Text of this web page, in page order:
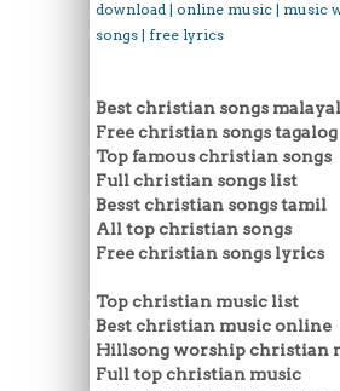
download | online music | music
songs | free lyrics
Best christian songs
Free christian songs tagalog
Top famous christian songs
Full christian songs list
Besst christian songs tamil
All top christian songs
Free christian songs lyrics
Top christian music list
Best christian music online
Hillsong worship christian
Full top christian music